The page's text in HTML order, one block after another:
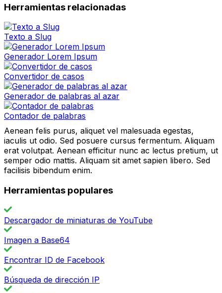
Herramientas relacionadas
Texto a Slug
Generador Lorem Ipsum
Convertidor de casos
Generador de palabras al azar
Contador de palabras
Aenean felis purus, aliquet vel malesuada egestas,
iaculis ut odio. Sed posuere cursus fermentum. Aliquam
erat volutpat. Aenean efficitur nunc ac lectus pretium, ut
semper odio mattis. Aliquam sit amet sapien libero. Sed
facilisis bibendum enim.
Herramientas populares
Descargador de miniaturas de YouTube
Imagen a Base64
Encontrar ID de Facebook
Búsqueda de dirección IP